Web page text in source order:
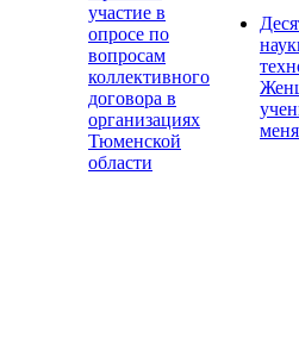
участие в
опросе по
вопросам
коллективного
договора в
организациях
Тюменской
области